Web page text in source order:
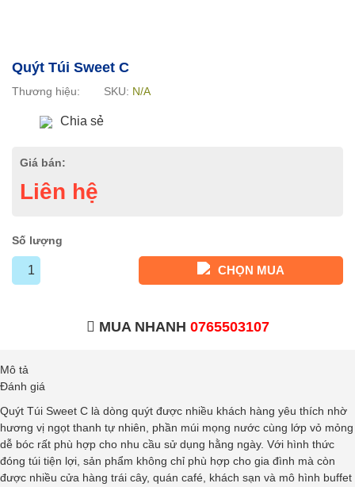
Quýt Túi Sweet C
Thương hiệu: SKU: N/A
Chia sẻ
Giá bán:
Liên hệ
Số lượng
CHỌN MUA
MUA NHANH 0765503107
Mô tả
Đánh giá
Quýt Túi Sweet C là dòng quýt được nhiều khách hàng yêu thích nhờ
hương vị ngọt thanh tự nhiên, phần múi mọng nước cùng lớp vỏ mỏng
dễ bóc rất phù hợp cho nhu cầu sử dụng hằng ngày. Với hình thức
đóng túi tiện lợi, sản phẩm không chỉ phù hợp cho gia đình mà còn
được nhiều cửa hàng trái cây, quán café, khách sạn và mô hình buffet